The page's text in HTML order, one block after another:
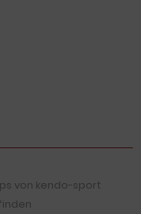
von kendo-sport